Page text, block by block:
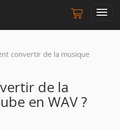
convertir de la musique
de la
en WAV ?